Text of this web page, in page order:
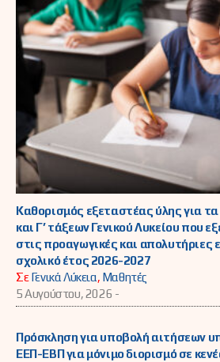
Καθορισμός εξεταστέας ύλης για
και Γ’ τάξεων Γενικού Λυκείου που
στις προαγωγικές και απολυτήριες
σχολικό έτος 2026-2027
ΣεΓενικά Λύκεια, Μαθητές
5 Αυγούστου, 2026 -
Πρόσκληση για υποβολή αιτήσεων
ΕΕΠ-ΕΒΠ για μόνιμο διορισμό σε